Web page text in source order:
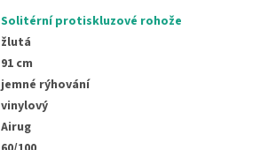
Solitérní protiskluzové rohože
žlutá
91 cm
jemné rýhování
vinylový
Airug